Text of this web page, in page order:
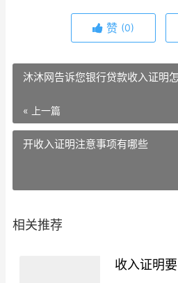
赞 (0)
沐沐网告诉您银行贷款收入证明
« 上一篇
开收入证明注意事项有哪些
相关推荐
收入证明